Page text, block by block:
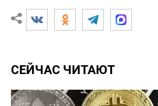
СЕЙЧАС ЧИТАЮТ